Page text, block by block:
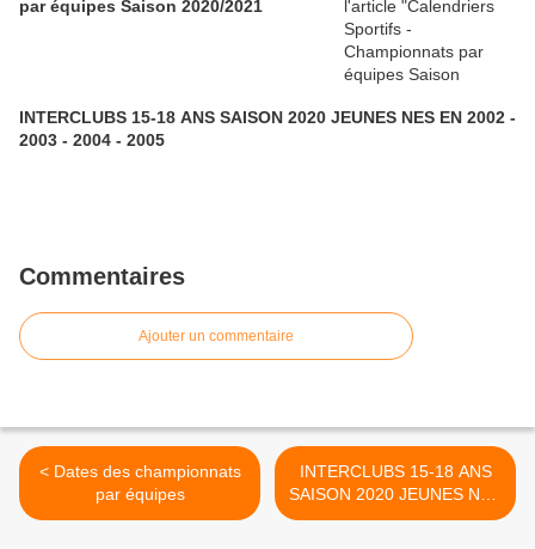
par équipes Saison 2020/2021
INTERCLUBS 15-18 ANS SAISON 2020 JEUNES NES EN 2002 -
2003 - 2004 - 2005
Commentaires
Ajouter un commentaire
< Dates des championnats
par équipes
INTERCLUBS 15-18 ANS
SAISON 2020 JEUNES NES
EN 2002 - 2003 - 2004 -